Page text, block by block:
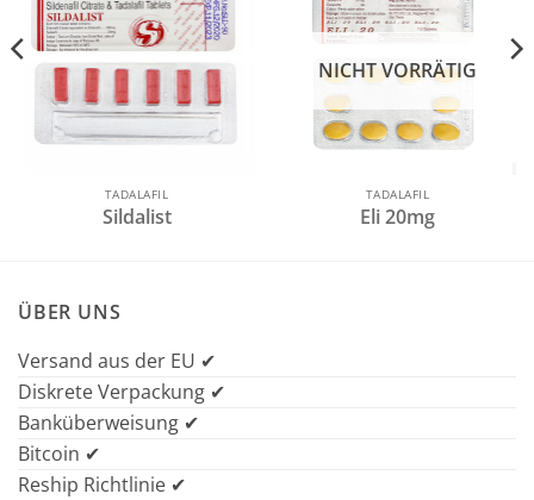
TADALAFIL
Sildalist
NICHT VORRÄTIG
TADALAFIL
Eli 20mg
ÜBER UNS
Versand aus der EU ✔
Diskrete Verpackung ✔
Banküberweisung ✔
Bitcoin ✔
Reship Richtlinie ✔